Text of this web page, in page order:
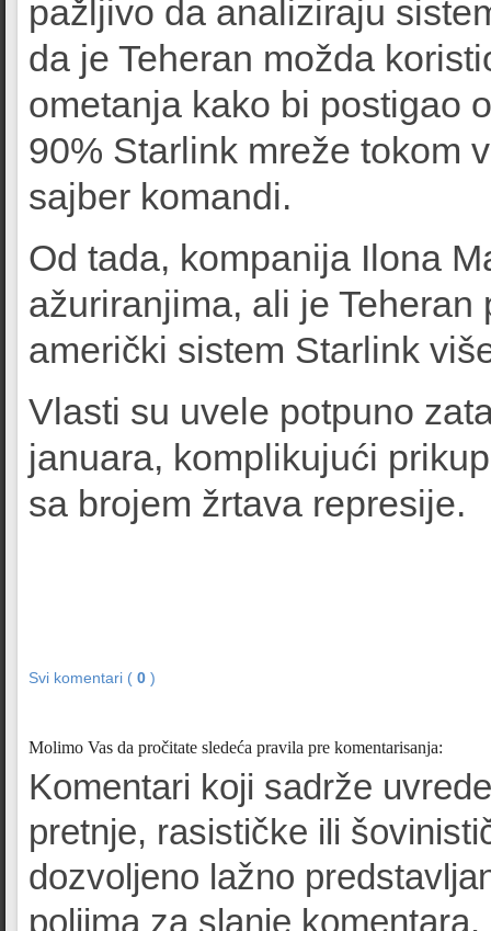
pažljivo da analiziraju
da je Teheran možda
ometanja kako bi postigao
90% Starlink mreže tokom
sajber komandi.
Od tada, kompanija Ilona
ažuriranjima, ali je
američki sistem Starlink
Vlasti su uvele potpuno
januara, komplikujući
sa brojem žrtava represije.
Svi komentari ( 0 )
Molimo Vas da pročitate sledeća pravila pre komentarisanja:
Komentari koji sadrže
pretnje, rasističke ili
dozvoljeno lažno
poljima za slanje